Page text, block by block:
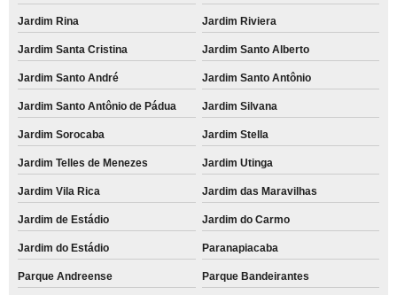
Jardim Rina Jardim Riviera
Jardim Santa Cristina Jardim Santo Alberto
Jardim Santo André Jardim Santo Antônio
Jardim Santo Antônio de Pádua Jardim Silvana
Jardim Sorocaba Jardim Stella
Jardim Telles de Menezes Jardim Utinga
Jardim Vila Rica Jardim das Maravilhas
Jardim de Estádio Jardim do Carmo
Jardim do Estádio Paranapiacaba
Parque Andreense Parque Bandeirantes